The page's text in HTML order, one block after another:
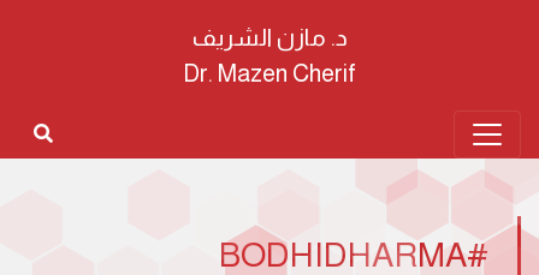
د. مازن الشريف
Dr. Mazen Cherif
#BODHIDHARMA